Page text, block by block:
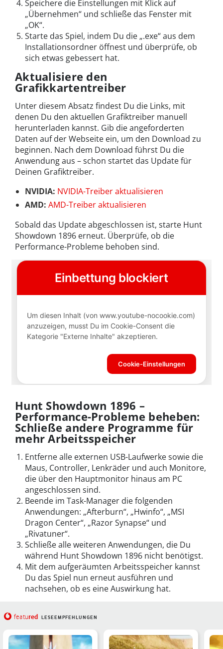
Speichere die Einstellungen mit Klick auf
„Übernehmen“ und schließe das Fenster mit
„OK“.
Starte das Spiel, indem Du die „.exe“ aus dem
Installationsordner öffnest und überprüfe, ob
sich etwas gebessert hat.
Aktualisiere den
Grafikkartentreiber
Unter diesem Absatz findest Du die Links, mit
denen Du den aktuellen Grafiktreiber manuell
herunterladen kannst. Gib die angeforderten
Daten auf der Webseite ein, um den Download zu
beginnen. Nach dem Download führst Du die
Anwendung aus – schon startet das Update für
Deinen Grafiktreiber.
NVIDIA: NVIDIA-Treiber aktualisieren
AMD: AMD-Treiber aktualisieren
Sobald das Update abgeschlossen ist, starte Hunt
Showdown 1896 erneut. Überprüfe, ob die
Performance-Probleme behoben sind.
Hunt Showdown 1896 –
Performance-Probleme beheben:
Schließe andere Programme für
mehr Arbeitsspeicher
Entferne alle externen USB-Laufwerke sowie die
Maus, Controller, Lenkräder und auch Monitore,
die über den Hauptmonitor hinaus am PC
angeschlossen sind.
Beende im Task-Manager die folgenden
Anwendungen: „Afterburn“, „Hwinfo“, „MSI
Dragon Center“, „Razor Synapse“ und
„Rivatuner“.
Schließe alle weiteren Anwendungen, die Du
während Hunt Showdown 1896 nicht benötigst.
Mit dem aufgeräumten Arbeitsspeicher kannst
Du das Spiel nun erneut ausführen und
nachsehen, ob es eine Auswirkung hat.
featured LESEEMPFEHLUNGEN